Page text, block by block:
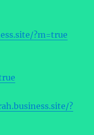
?m=true
?